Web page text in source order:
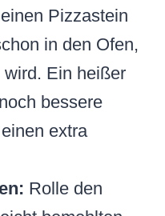
Pizzastein
in den Ofen,
Ein heißer
bessere
extra
Rolle den